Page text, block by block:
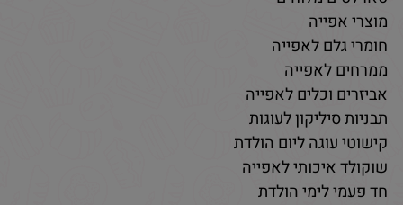
מוצרי אפייה
חומרי גלם לאפייה
ממרחים לאפייה
אביזרים וכלים לאפייה
תבניות סיליקון לעוגות
קישוטי עוגה ליום הולדת
שוקולד איכותי לאפייה
חד פעמי לימי הולדת